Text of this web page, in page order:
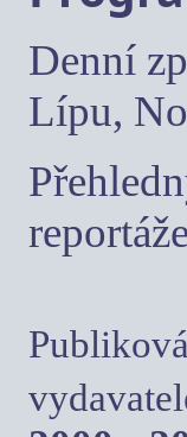
Denní
Lípu,